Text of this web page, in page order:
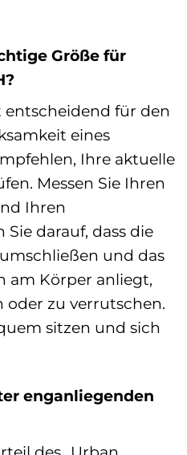
Größe für
entscheidend für den
eines
Ihre aktuelle
Messen Sie Ihren
Ihren
darauf, dass die
und das
am Körper anliegt,
oder zu verrutschen.
sitzen und sich
enganliegenden